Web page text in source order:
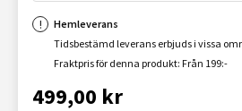
Hemleverans
Tidsbestämd leverans erbjuds i vissa
Fraktpris för denna produkt: Från 199:-
499,00 kr